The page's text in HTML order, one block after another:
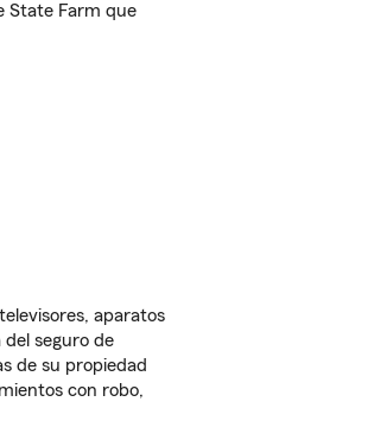
State Farm que
aparatos
seguro de
de su propiedad
con robo,